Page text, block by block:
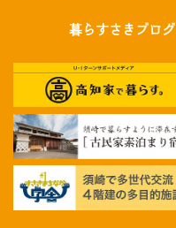
暮らすさきブログ